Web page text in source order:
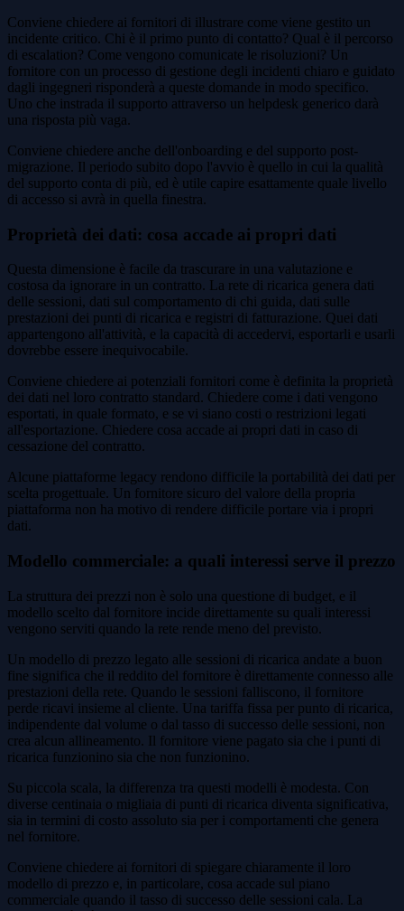
Conviene chiedere ai fornitori di illustrare come viene gestito un
incidente critico. Chi è il primo punto di contatto? Qual è il percorso
di escalation? Come vengono comunicate le risoluzioni? Un
fornitore con un processo di gestione degli incidenti chiaro e guidato
dagli ingegneri risponderà a queste domande in modo specifico.
Uno che instrada il supporto attraverso un helpdesk generico darà
una risposta più vaga.
Conviene chiedere anche dell'onboarding e del supporto post-
migrazione. Il periodo subito dopo l'avvio è quello in cui la qualità
del supporto conta di più, ed è utile capire esattamente quale livello
di accesso si avrà in quella finestra.
Proprietà dei dati: cosa accade ai propri dati
Questa dimensione è facile da trascurare in una valutazione e
costosa da ignorare in un contratto. La rete di ricarica genera dati
delle sessioni, dati sul comportamento di chi guida, dati sulle
prestazioni dei punti di ricarica e registri di fatturazione. Quei dati
appartengono all'attività, e la capacità di accedervi, esportarli e usarli
dovrebbe essere inequivocabile.
Conviene chiedere ai potenziali fornitori come è definita la proprietà
dei dati nel loro contratto standard. Chiedere come i dati vengono
esportati, in quale formato, e se vi siano costi o restrizioni legati
all'esportazione. Chiedere cosa accade ai propri dati in caso di
cessazione del contratto.
Alcune piattaforme legacy rendono difficile la portabilità dei dati per
scelta progettuale. Un fornitore sicuro del valore della propria
piattaforma non ha motivo di rendere difficile portare via i propri
dati.
Modello commerciale: a quali interessi serve il prezzo
La struttura dei prezzi non è solo una questione di budget, e il
modello scelto dal fornitore incide direttamente su quali interessi
vengono serviti quando la rete rende meno del previsto.
Un modello di prezzo legato alle sessioni di ricarica andate a buon
fine significa che il reddito del fornitore è direttamente connesso alle
prestazioni della rete. Quando le sessioni falliscono, il fornitore
perde ricavi insieme al cliente. Una tariffa fissa per punto di ricarica,
indipendente dal volume o dal tasso di successo delle sessioni, non
crea alcun allineamento. Il fornitore viene pagato sia che i punti di
ricarica funzionino sia che non funzionino.
Su piccola scala, la differenza tra questi modelli è modesta. Con
diverse centinaia o migliaia di punti di ricarica diventa significativa,
sia in termini di costo assoluto sia per i comportamenti che genera
nel fornitore.
Conviene chiedere ai fornitori di spiegare chiaramente il loro
modello di prezzo e, in particolare, cosa accade sul piano
commerciale quando il tasso di successo delle sessioni cala. La